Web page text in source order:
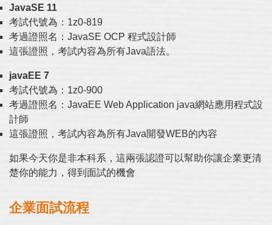
JavaSE 11
考試代號為：1z0-819
考過證照名：JavaSE OCP 程式設計師
這張證照，考試內容為所有Java語法。
javaEE 7
考試代號為：1z0-900
考過證照名：JavaEE Web Application java網站應用程式設
計師
這張證照，考試內容為所有Java開發WEB的內容
如果今天你是非本科系，這兩張認證可以幫助你讓企業更清
楚你的能力，得到面試的機會
企業面試流程